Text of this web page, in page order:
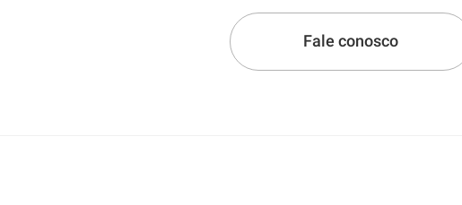
Fale conosco